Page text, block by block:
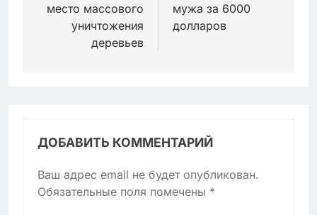
место массового
уничтожения
деревьев
мужа за 6000
долларов
ДОБАВИТЬ КОММЕНТАРИЙ
Ваш адрес email не будет опубликован.
Обязательные поля помечены *